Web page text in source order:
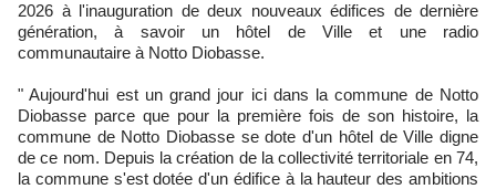
2026 à l'inauguration de deux nouveaux édifices de dernière
génération, à savoir un hôtel de Ville et une radio
communautaire à Notto Diobasse.
" Aujourd'hui est un grand jour ici dans la commune de Notto
Diobasse parce que pour la première fois de son histoire, la
commune de Notto Diobasse se dote d'un hôtel de Ville digne
de ce nom. Depuis la création de la collectivité territoriale en 74,
la commune s'est dotée d'un édifice à la hauteur des ambitions